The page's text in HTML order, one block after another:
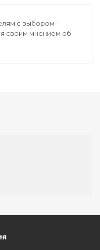
с выбором -
своим мнением об